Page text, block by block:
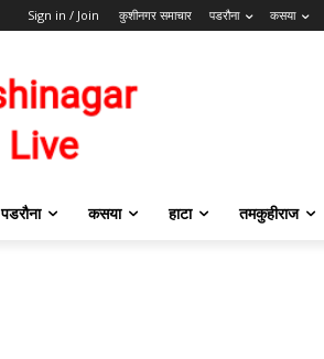
Sign in / Join कुशीनगर समाचार पडरौना कसया
पडरौना कसया हाटा तमकुहीराज